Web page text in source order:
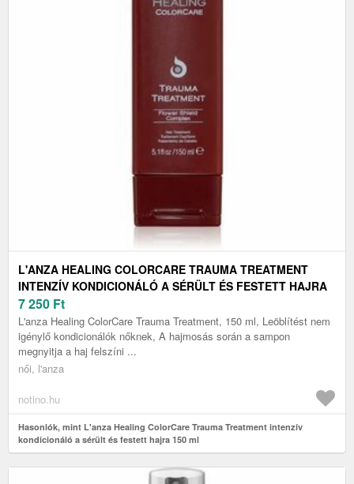
L'ANZA HEALING COLORCARE TRAUMA TREATMENT
INTENZÍV KONDICIONÁLÓ A SÉRÜLT ÉS FESTETT HAJRA
150 ML
7 250 Ft
L'anza Healing ColorCare Trauma Treatment, 150 ml, Leöblítést nem
igénylő kondicionálók nőknek, A hajmosás során a sampon
megnyitja a haj felszíni ...
női, l'anza
notino.hu
Hasonlók, mint L'anza Healing ColorCare Trauma Treatment intenzív
kondicionáló a sérült és festett hajra 150 ml